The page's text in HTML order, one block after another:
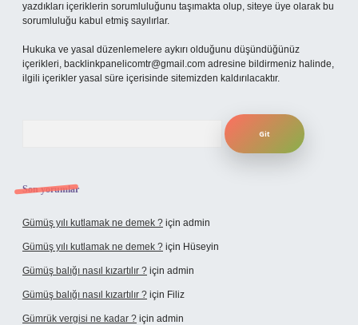
yazdıkları içeriklerin sorumluluğunu taşımakta olup, siteye üye olarak bu
sorumluluğu kabul etmiş sayılırlar.
Hukuka ve yasal düzenlemelere aykırı olduğunu düşündüğünüz
içerikleri, backlinkpanelicomtr@gmail.com adresine bildirmeniz halinde,
ilgili içerikler yasal süre içerisinde sitemizden kaldırılacaktır.
Son yorumlar
Gümüş yılı kutlamak ne demek ? için admin
Gümüş yılı kutlamak ne demek ? için Hüseyin
Gümüş balığı nasıl kızartılır ? için admin
Gümüş balığı nasıl kızartılır ? için Filiz
Gümrük vergisi ne kadar ? için admin